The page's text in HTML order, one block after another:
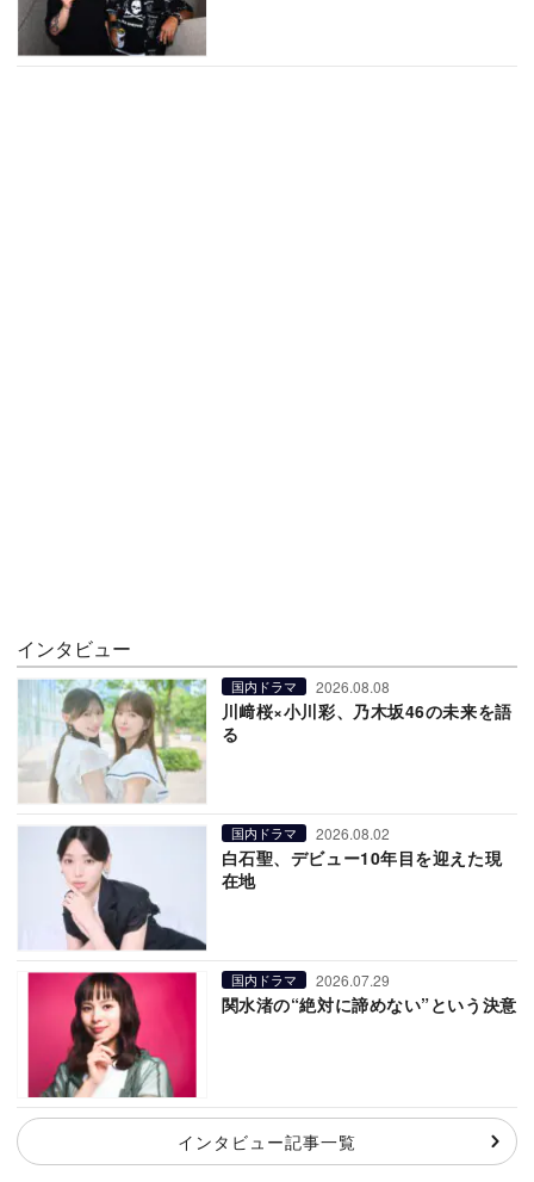
インタビュー
国内ドラマ 2026.08.08
川﨑桜×小川彩、乃木坂46の未来を語
る
国内ドラマ 2026.08.02
白石聖、デビュー10年目を迎えた現
在地
国内ドラマ 2026.07.29
関水渚の“絶対に諦めない”という決意
インタビュー記事一覧